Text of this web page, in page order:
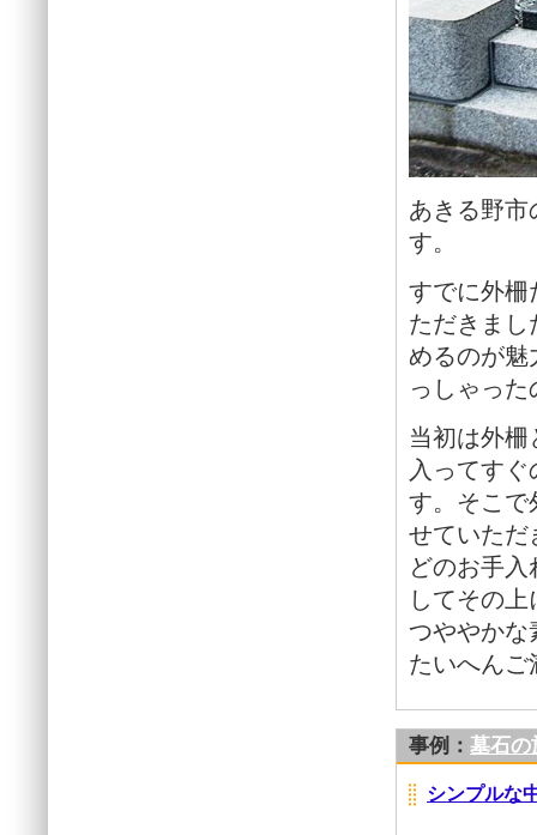
あきる野市
す。
すでに外柵
ただきまし
めるのが魅
っしゃっ
当初は外
入ってす
す。そこで
せていただ
どのお手
してその
つややかな
たいへんご
事例： 墓石の
シンプルな